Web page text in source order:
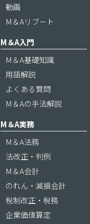
動画
M＆Aリブート
M＆A入門
M＆A基礎知識
用語解説
よくある質問
M＆Aの手法解説
M＆A実務
M＆A法務
法改正・判例
M＆A会計
のれん・減損会計
税制改正・税務
企業価値算定